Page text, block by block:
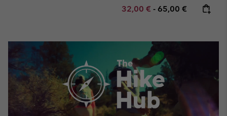
Minimum sale price:
32,00 € - Maximum price:
65,00 €